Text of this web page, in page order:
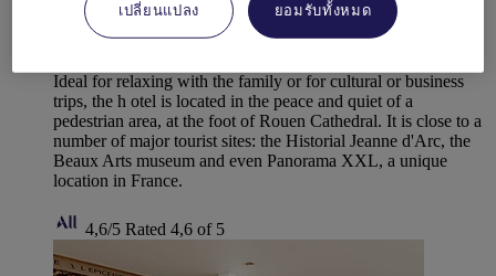
Located in the center of Rouen near the train station, the fully
renovated 4-star Mercure Rouen Centre Cathédrale hotel
Ideal for relaxing with the family or for cultural or business
trips, the h otel is located in the peace and quiet of a
pedestrian area, at the foot of Rouen Cathedral. It is close to a
number of major tourist sites: the Historial Jeanne d'Arc, the
Beaux Arts museum and even Panorama XXL, a unique
location in France.
4,6/5 Rated 4,6 of 5
เปลี่ยนแปลง ยอมรับทั้งหมด